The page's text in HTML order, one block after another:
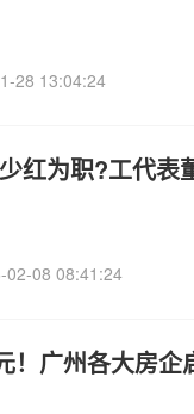
28 13:04:24
红为职?工代表
02-08 08:41:24
！广州各大房